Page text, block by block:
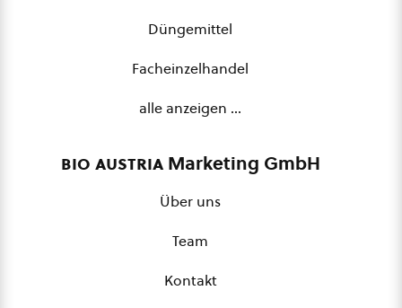
Düngemittel
Facheinzelhandel
alle anzeigen …
bio austriaMarketing GmbH
Über uns
Team
Kontakt